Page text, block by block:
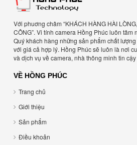
Với phuơng châm “KHÁCH HÀNG HÀI
CÔNG”. Vi tính camera Hồng Phúc luôn tâm
Quý khách hàng những sản phẩm chất
với giá cả hợp lý. Hồng Phúc sẽ luôn là nơi
và dịch vụ về camera, nhà thông minh tin
VỀ HỒNG PHÚC
Trang chủ
Giới thiệu
Sản phẩm
Điều khoản